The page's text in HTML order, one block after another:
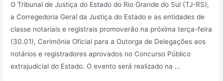
O Tribunal de Justiça do Estado do Rio Grande do Sul (TJ-RS),
a Corregedoria Geral da Justiça do Estado e as entidades de
classe notariais e registrais promoverão na próxima terça-feira
(30.01), Cerimônia Oficial para a Outorga de Delegações aos
notários e registradores aprovados no Concurso Público
extrajudicial do Estado. O evento será realizado na …